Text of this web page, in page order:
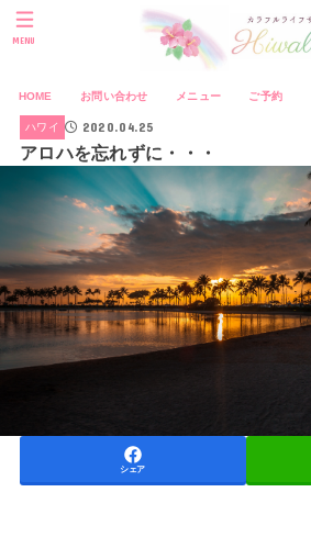
HOME お問い合わせ メニュー ご予約
MENU
ハワイ 2020.04.25
アロハを忘れずに・・・
シェア